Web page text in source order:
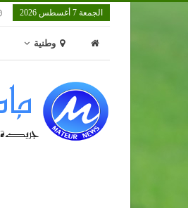
الجمعة 7 أغسطس 2026
وطنية